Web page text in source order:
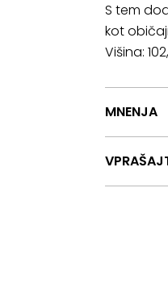
S tem
kot
Višina:
MNENJA